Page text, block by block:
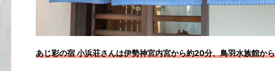
あじ彩の宿 小浜荘さんは伊勢神宮内宮から約20分、鳥羽水族館か